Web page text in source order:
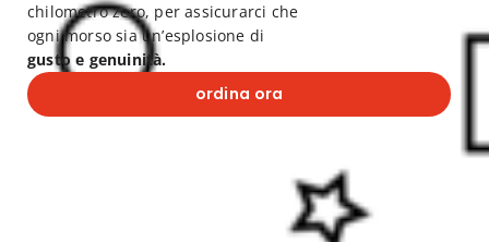
chilometro zero, per assicurarci che
ogni morso sia un’esplosione di
gusto e genuinità.
ordina ora